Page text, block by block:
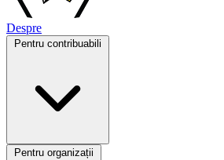
Despre
Pentru contribuabili
Pentru organizații